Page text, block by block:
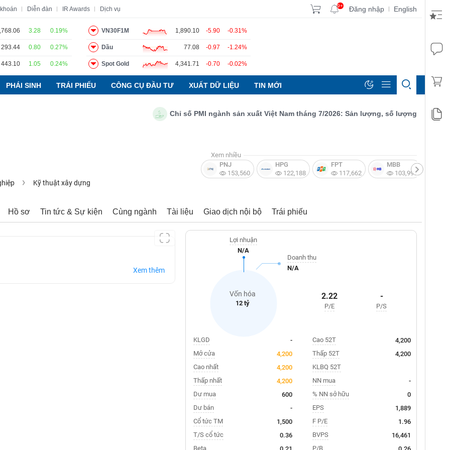
Diễn đàn IR Awards Dịch vụ 9+ Đăng nhập | English
3.28 0.19%
293.44 0.80 0.27%
443.10 1.05 0.24%
VN30F1M 1,890.10 -5.90 -0.31%
Dầu 77.08 -0.97 -1.24%
Spot Gold 4,341.71 -0.70 -0.02%
PHÁI SINH TRÁI PHIẾU CÔNG CỤ ĐẦU TƯ XUẤT DỮ LIỆU TIN MỚI
Chỉ số PMI ngành sản xuất Việt Nam tháng 7/2026: Sản lượng, số lượng đơn đặt
Kỹ thuật xây dựng
Xem nhiều
PNJ
153,560
HPG
122,188
FPT
117,662
MBB
103,997
Hồ sơ Tin tức & Sự kiện Cùng ngành Tài liệu Giao dịch nội bộ Trái phiếu
Xem thêm
Vốn hóa
12 tỷ
Lợi nhuận
N/A
Doanh thu
N/A
2.22
P/E
-
P/S
KLGD
-
Mở cửa
4,200
Cao nhất
4,200
Thấp nhất
4,200
Dư mua
600
Dư bán
-
Cổ tức TM
1,500
T/S cổ tức
0.36
Beta
0.21
Cao 52T
4,200
Thấp 52T
4,200
KLBQ 52T
NN mua
-
% NN sở hữu
0
EPS
1,889
F P/E
1.96
BVPS
16,461
P/B
0.26
Báo cáo phân tích Thuật ngữ